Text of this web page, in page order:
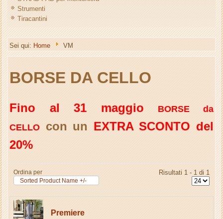
Strumenti
Tiracantini
Sei qui: Home VM
BORSE DA CELLO
Fino al 31 maggio
BORSE da
CELLO
con un EXTRA SCONTO del
20%
Ordina per
Sorted Product Name +/-
Risultati 1 - 1 di 1
Premiere